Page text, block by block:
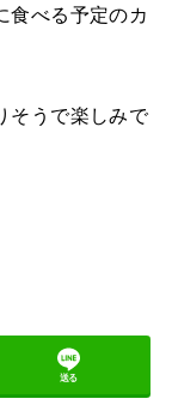
食べる予定のカ
そうで楽しみで
送る